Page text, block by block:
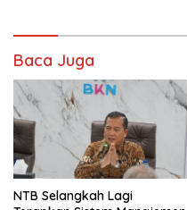
Baca Juga
NTB Selangkah Lagi